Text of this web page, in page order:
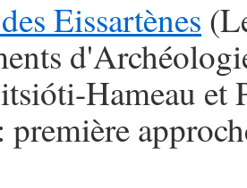
Eissartènes
Hameau et
première